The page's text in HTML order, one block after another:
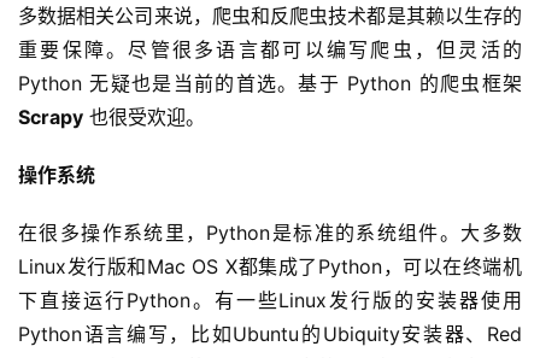
多数据相关公司来说，爬虫和反爬虫技术都是其赖以生存的
重要保障。尽管很多语言都可以编写爬虫，但灵活的
Scrapy 也很受欢迎。
操作系统
在很多操作系统里，Python是标准的系统组件。大多数
Linux发行版和Mac OS X都集成了Python，可以在终端机
下直接运行Python。有一些Linux发行版的安装器使用
Python语言编写，比如Ubuntu的Ubiquity安装器、Red